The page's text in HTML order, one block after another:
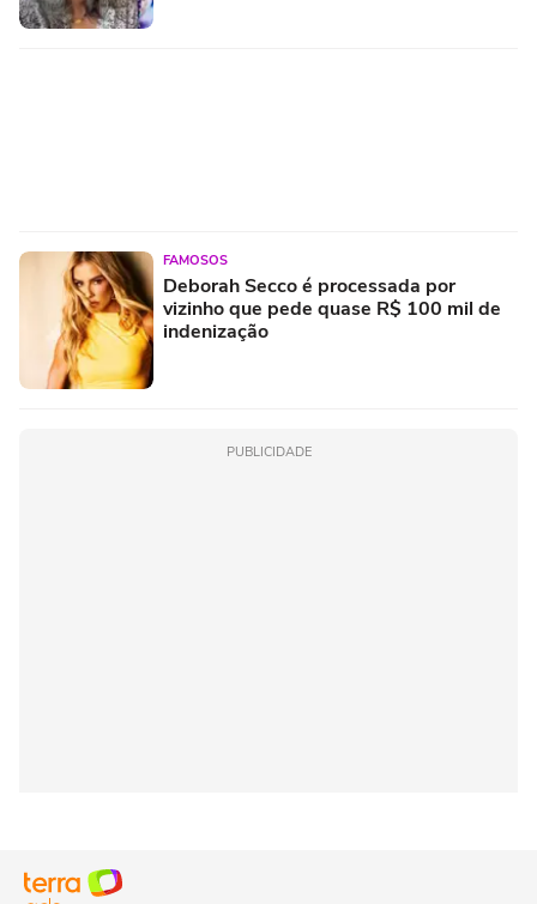
FAMOSOS
Deborah Secco é processada por
vizinho que pede quase R$ 100 mil de
indenização
PUBLICIDADE